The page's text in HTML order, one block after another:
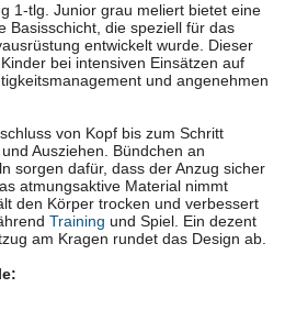
1-tlg. Junior grau meliert bietet eine
Basisschicht, die speziell für das
entwickelt wurde. Dieser
bei intensiven Einsätzen auf
und angenehmen
von Kopf bis zum Schritt
Ausziehen. Bündchen an
sorgen dafür, dass der Anzug sicher
atmungsaktive Material nimmt
den Körper trocken und verbessert
Training und Spiel. Ein dezent
am Kragen rundet das Design ab.